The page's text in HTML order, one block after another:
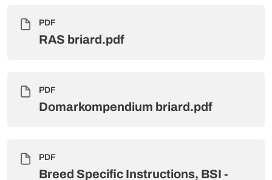
PDF
RAS briard.pdf
PDF
Domarkompendium briard.pdf
PDF
Breed Specific Instructions, BSI -